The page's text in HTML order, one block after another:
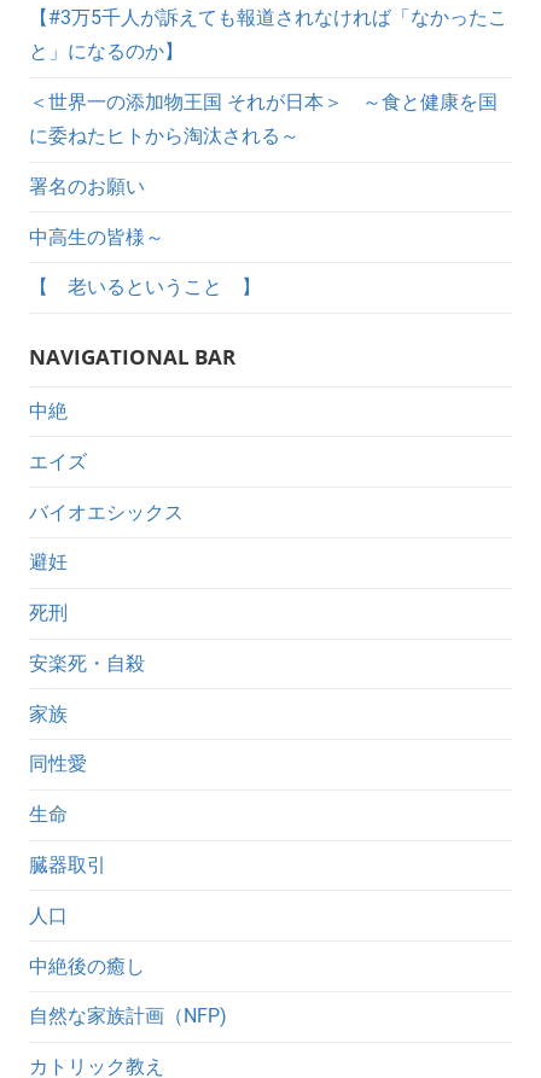
【#3万5千人が訴えても報道されなければ「なかったこ
と」になるのか】
＜世界一の添加物王国 それが日本＞ ～食と健康を国
に委ねたヒトから淘汰される～
署名のお願い
中高生の皆様～
【 老いるということ 】
NAVIGATIONAL BAR
中絶
エイズ
バイオエシックス
避妊
死刑
安楽死・自殺
家族
同性愛
生命
臓器取引
人口
中絶後の癒し
自然な家族計画（NFP)
カトリック教え